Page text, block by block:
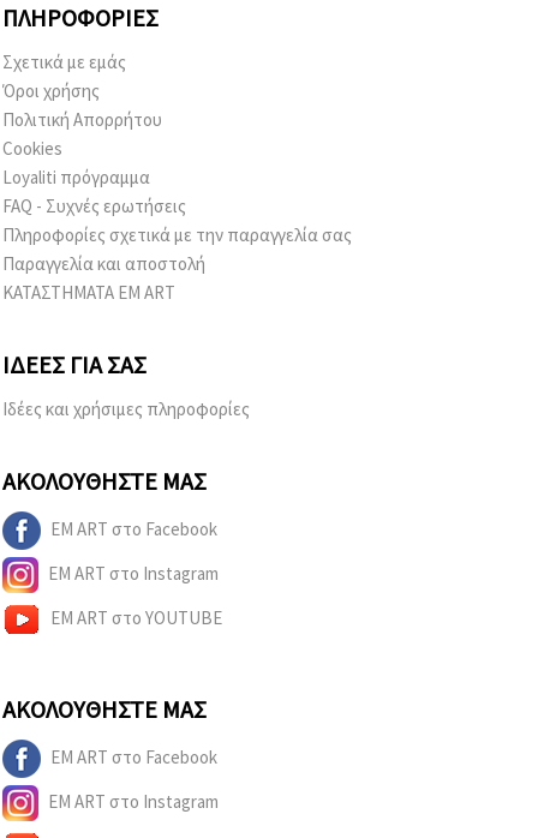
ΠΛΗΡΟΦΟΡΊΕΣ
Σχετικά με εμάς
Όροι χρήσης
Πολιτική Απορρήτου
Cookies
Loyaliti πρόγραμμα
FAQ - Συχνές ερωτήσεις
Πληροφορίες σχετικά με την παραγγελία σας
Παραγγελία και αποστολή
ΚΑΤΑΣΤΗΜΑΤΑ EM ART
ΙΔΈΕΣ ΓΙΑ ΣΑΣ
Ιδέες και χρήσιμες πληροφορίες
ΑΚΟΛΟΥΘΉΣΤΕ ΜΑΣ
EM ART στο Facebook
EM ART στο Instagram
EM ART στο YOUTUBE
ΑΚΟΛΟΥΘΉΣΤΕ ΜΑΣ
EM ART στο Facebook
EM ART στο Instagram